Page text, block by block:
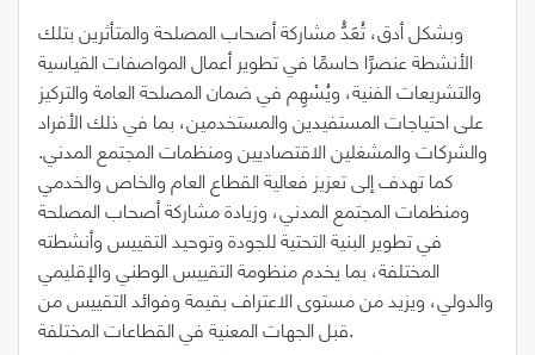
وبشكل أدق، تُعَدُّ مشاركة أصحاب المصلحة والمتأثرين بتلك
الأنشطة عنصرًا حاسمًا في تطوير أعمال المواصفات القياسية
والتشريعات الفنية، ويُسْهِم في ضمان المصلحة العامة والتركيز
على احتياجات المستفيدين والمستخدمين، بما في ذلك الأفراد
والشركات والمشغلين الاقتصاديين ومنظمات المجتمع المدني.
كما تهدف إلى تعزيز فعالية القطاع العام والخاص والخدمي
ومنظمات المجتمع المدني، وزيادة مشاركة أصحاب المصلحة
في تطوير البنية التحتية للجودة وتوحيد التقييس وأنشطته
المختلفة، بما يخدم منظومة التقييس الوطني والإقليمي
والدولي، ويزيد من مستوى الاعتراف بقيمة وفوائد التقييس من
قبل الجهات المعنية في القطاعات المختلفة.